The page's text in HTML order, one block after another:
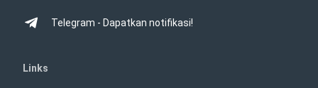
Telegram - Dapatkan notifikasi!
Links